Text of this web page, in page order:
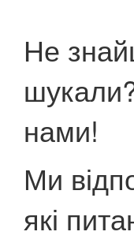
Не
нами!
Ми
які